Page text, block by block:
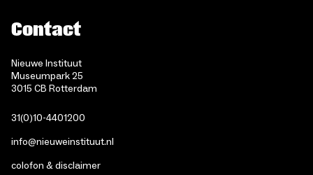
Contact
Nieuwe Instituut
Museumpark 25
3015 CB Rotterdam
31(0)10-4401200
info@nieuweinstituut.nl
colofon & disclaimer